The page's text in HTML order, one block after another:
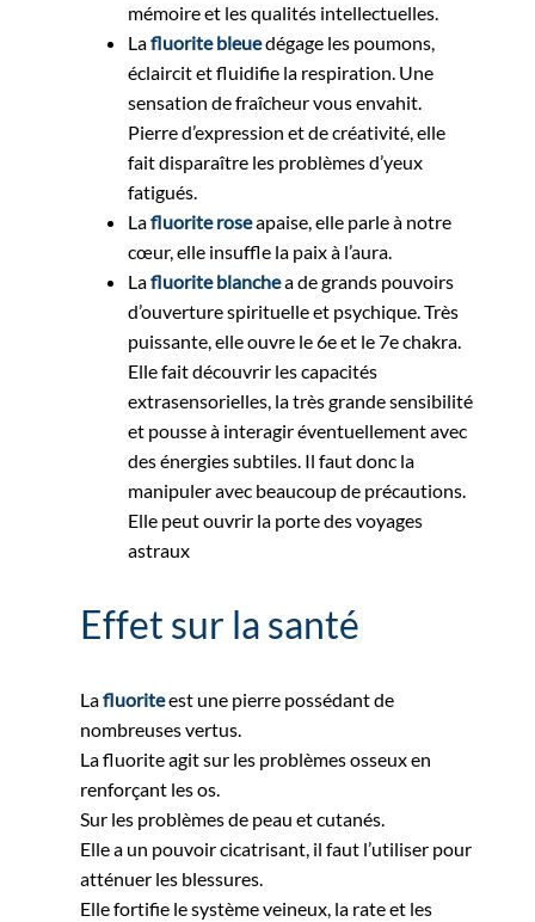
mémoire et les qualités intellectuelles.
Lafluorite bleuedégage les poumons,
éclaircit et fluidifie la respiration. Une
sensation de fraîcheur vous envahit.
Pierre d’expression et de créativité, elle
fait disparaître les problèmes d’yeux
fatigués.
Lafluorite roseapaise, elle parle à notre
cœur, elle insuffle la paix à l’aura.
Lafluorite blanchea de grands pouvoirs
d’ouverture spirituelle et psychique. Très
puissante, elle ouvre le 6e et le 7e chakra.
Elle fait découvrir les capacités
extrasensorielles, la très grande sensibilité
et pousse à interagir éventuellement avec
des énergies subtiles. Il faut donc la
manipuler avec beaucoup de précautions.
Elle peut ouvrir la porte des voyages
astraux
Effet sur la santé
Lafluoriteest une pierre possédant de
nombreuses vertus.
La fluorite agit sur les problèmes osseux en
renforçant les os.
Sur les problèmes de peau et cutanés.
Elle a un pouvoir cicatrisant, il faut l’utiliser pour
atténuer les blessures.
Elle fortifie le système veineux, la rate et les